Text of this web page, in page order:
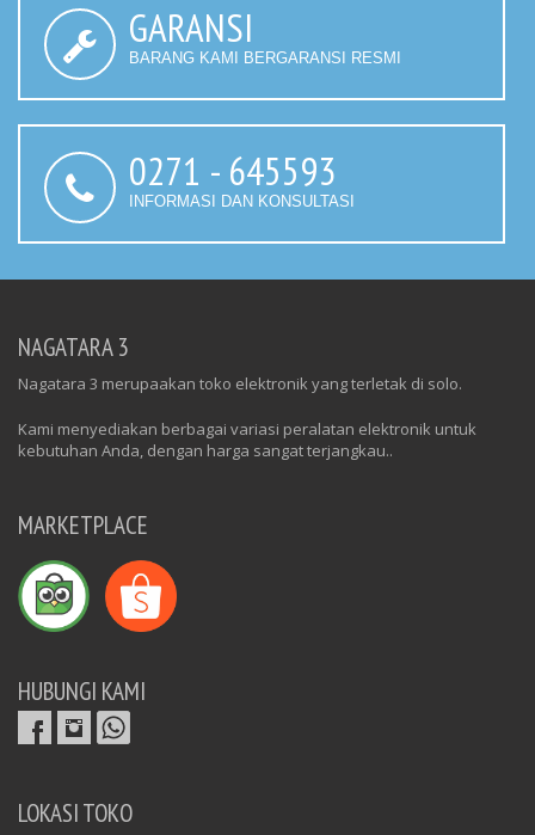
GARANSI
BARANG KAMI BERGARANSI RESMI
0271 - 645593
INFORMASI DAN KONSULTASI
NAGATARA 3
Nagatara 3 merupaakan toko elektronik yang terletak di solo.
Kami menyediakan berbagai variasi peralatan elektronik untuk
kebutuhan Anda, dengan harga sangat terjangkau..
MARKETPLACE
HUBUNGI KAMI
LOKASI TOKO